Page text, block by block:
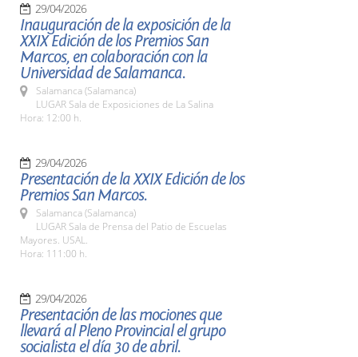
29/04/2026
Inauguración de la exposición de la
XXIX Edición de los Premios San
Marcos, en colaboración con la
Universidad de Salamanca.
Salamanca (Salamanca)
LUGAR Sala de Exposiciones de La Salina
Hora: 12:00 h.
29/04/2026
Presentación de la XXIX Edición de los
Premios San Marcos.
Salamanca (Salamanca)
LUGAR Sala de Prensa del Patio de Escuelas
Mayores. USAL.
Hora: 111:00 h.
29/04/2026
Presentación de las mociones que
llevará al Pleno Provincial el grupo
socialista el día 30 de abril.